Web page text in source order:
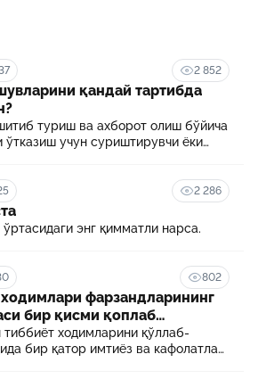
2 852
қандай тартибда
туриш ва ахборот олиш бўйича
ўтказиш учун суриштирувчи ёки
2 286
энг қимматли нарса.
802
фарзандларининг
бир қисми қоплаб
ходимларини қўллаб-
бир қатор имтиёз ва кафолатлар